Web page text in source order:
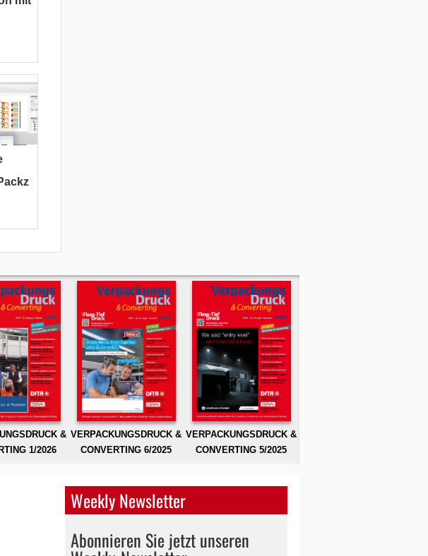
&
1/2026
VERPACKUNGSDRUCK &
CONVERTING 6/2025
VERPACKUNGSDRUCK &
CONVERTING 5/2025
Weekly Newsletter
Abonnieren Sie jetzt unseren